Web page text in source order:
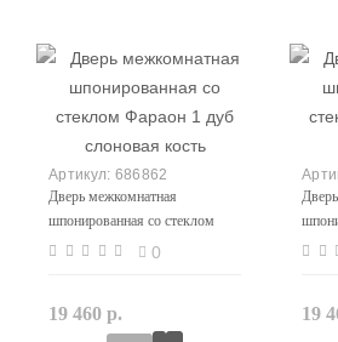
686862
Дверь межкомнатная
шпонированная со стеклом
Фараон 1 дуб слоновая кость
0
19 460 р. 19